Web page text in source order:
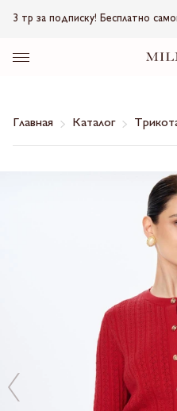
3 тр за подписку! Бесплатно
Главная Каталог